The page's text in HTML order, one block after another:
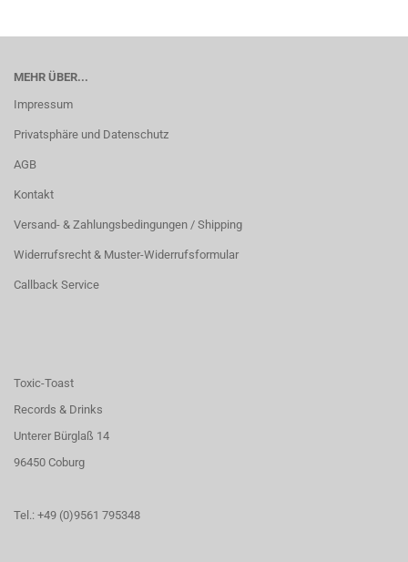
MEHR ÜBER...
Impressum
Privatsphäre und Datenschutz
AGB
Kontakt
Versand- & Zahlungsbedingungen / Shipping
Widerrufsrecht & Muster-Widerrufsformular
Callback Service
Toxic-Toast
Records & Drinks
Unterer Bürglaß 14
96450 Coburg
Tel.: +49 (0)9561 795348